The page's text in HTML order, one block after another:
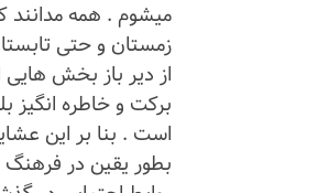
میشوم . همه مدانند که قشلاق و
زمستان و حتی تابستان گذرانی ایل
از دیر باز بخش هایی از دیار پر
برکت و خاطره انگیز بلغان بوده
است . بنا بر این عشایر منطقه هم
بطور یقین در فرهنگ و تجارت و